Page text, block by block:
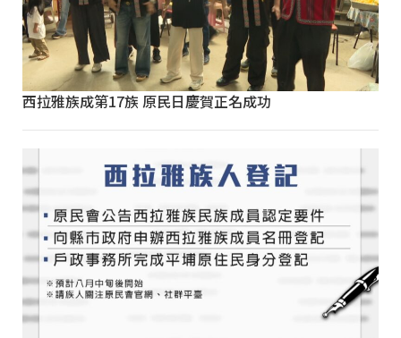
西拉雅族成第17族 原民日慶賀正名成功